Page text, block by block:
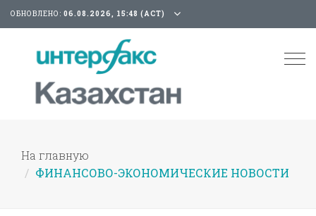
ОБНОВЛЕНО: 06.08.2026, 15:48 (АСТ)
На главную
ФИНАНСОВО-ЭКОНОМИЧЕСКИЕ НОВОСТИ